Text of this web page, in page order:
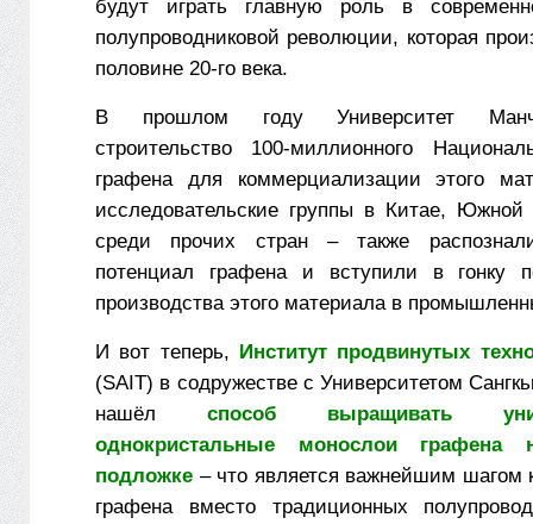
будут играть главную роль в
полупроводниковой революции, которая
половине 20-го века.
В прошлом году Университет
строительство 100-миллионного
графена для коммерциализации этого
исследовательские группы в Китае,
среди прочих стран – также
потенциал графена и вступили в гонку
производства этого материала в
И вот теперь, Институт продвинутых
(SAIT) в содружестве с Университетом
нашёл способ выращивать
однокристальные монослои графена
подложке – что является важнейшим шагом
графена вместо традиционных